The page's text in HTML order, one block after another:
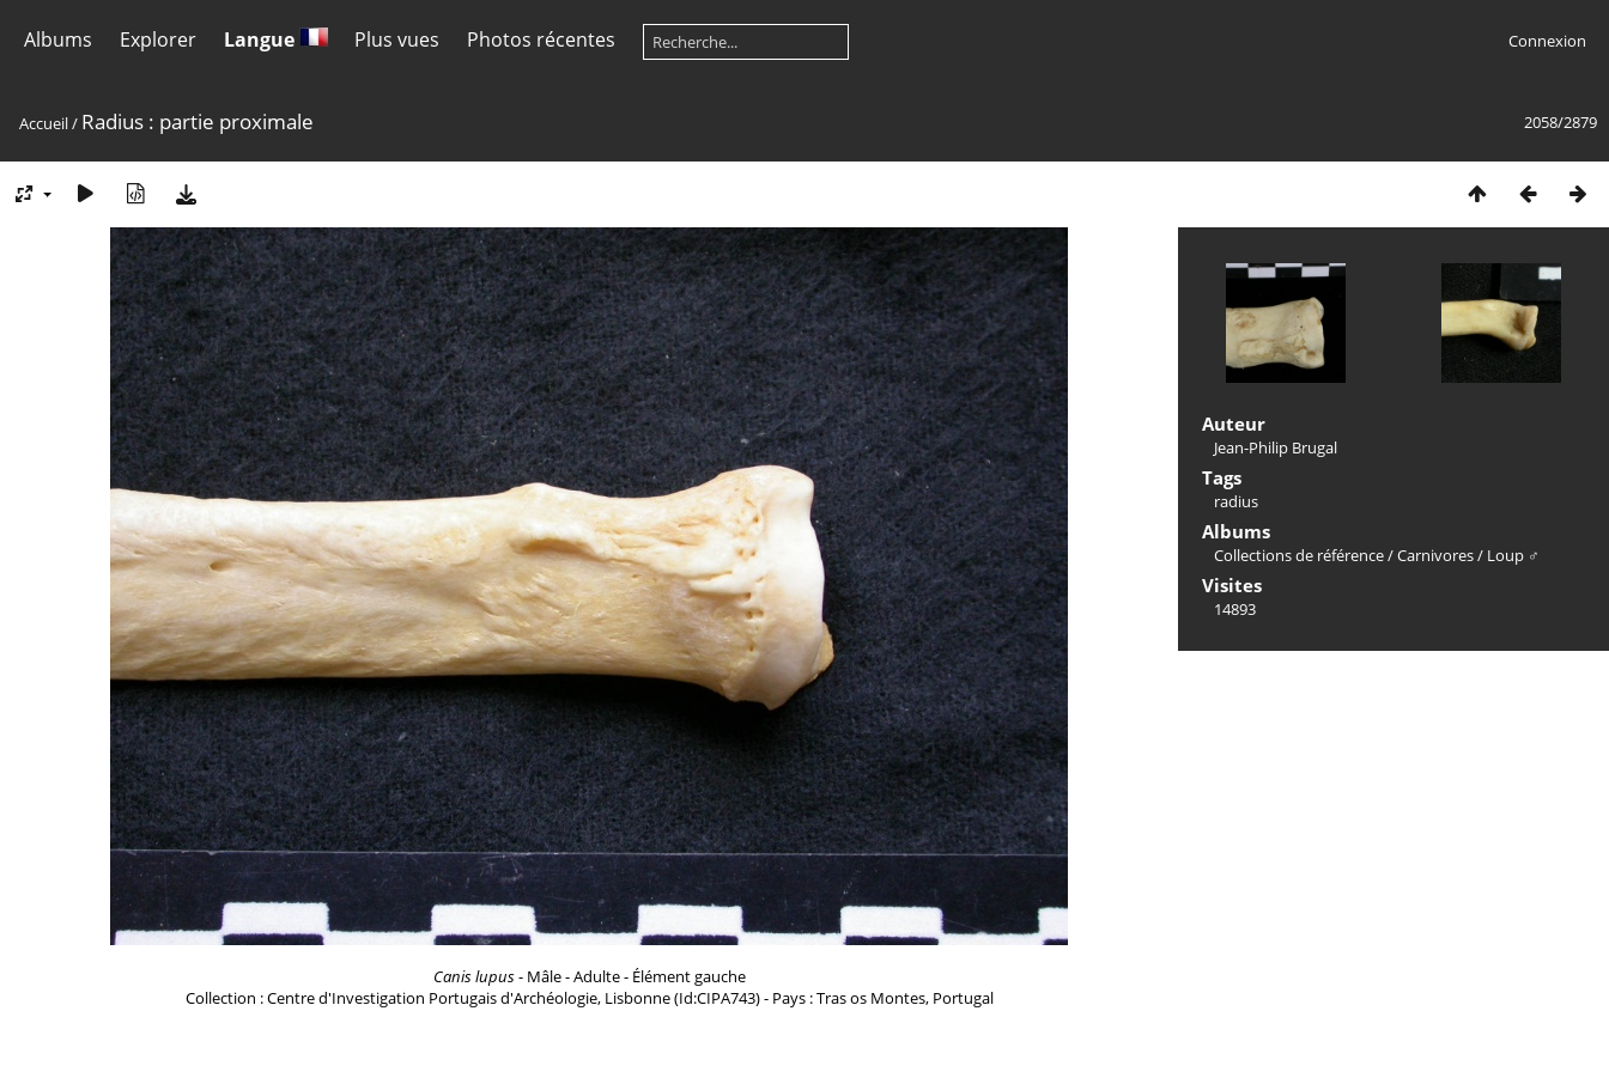
Albums Explorer Langue Plus vues Photos récentes Connexion
2058/2879
Accueil/ Radius : partie proximale
Canis lupus- Mâle - Adulte - Élément gauche
Collection : Centre d'Investigation Portugais d'Archéologie, Lisbonne (Id:CIPA743) - Pays : Tras os Montes, Portugal
Auteur
Jean-Philip Brugal
Tags
radius
Albums
Collections de référence/Carnivores/ Loup ♂
Visites
14893